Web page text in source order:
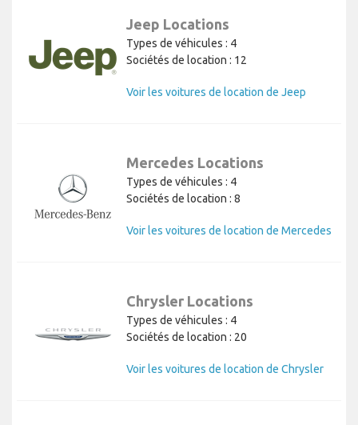
Jeep Locations
Types de véhicules : 4
Sociétés de location : 12
Voir les voitures de location de Jeep
Mercedes Locations
Types de véhicules : 4
Sociétés de location : 8
Voir les voitures de location de Mercedes
Chrysler Locations
Types de véhicules : 4
Sociétés de location : 20
Voir les voitures de location de Chrysler